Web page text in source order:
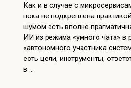
Как и в случае с
пока не подкреплена
шумом есть вполне
ИИ из режима «умного чата» в
«автономного участника
есть цели, инструменты,
в …